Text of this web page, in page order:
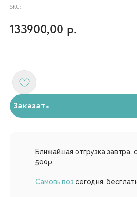
SKU:
133900,00 р.
Заказать
Ближайшая отгрузка завтра,
500р.
Самовывоз сегодня,